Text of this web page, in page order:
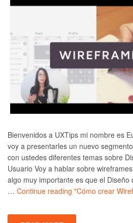
Bienvenidos a UXTips mi nombre es
voy a presentarles un nuevo
con ustedes diferentes temas sobre
Usuario Voy a hablar sobre
algo muy importante es que el
… Continue reading "Cómo crear